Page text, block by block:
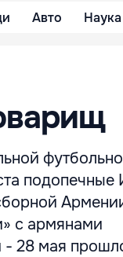
Авто Наука
подопечные
с армянами
28 мая